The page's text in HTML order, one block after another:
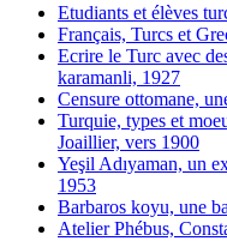
Etudiants et élèves
Français, Turcs et
Ecrire le Turc avec
karamanli, 1927
Censure ottomane,
Turquie, types et
Joaillier, vers 1900
Yeşil Adıyaman, un
1953
Barbaros koyu, une
Atelier Phébus,